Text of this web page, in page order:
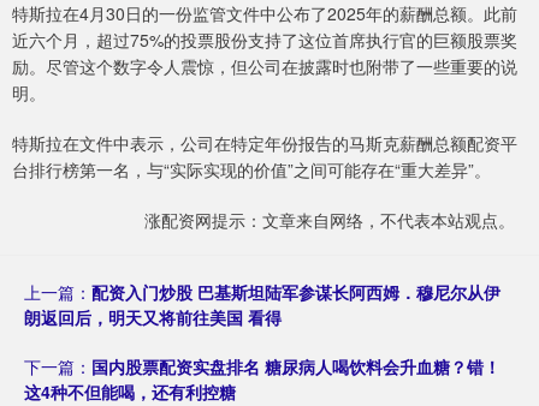
特斯拉在4月30日的一份监管文件中公布了2025年的薪酬总额。此前
近六个月，超过75%的投票股份支持了这位首席执行官的巨额股票奖
励。尽管这个数字令人震惊，但公司在披露时也附带了一些重要的说
明。
特斯拉在文件中表示，公司在特定年份报告的马斯克薪酬总额配资平
台排行榜第一名，与“实际实现的价值”之间可能存在“重大差异”。
涨配资网提示：文章来自网络，不代表本站观点。
上一篇： 配资入门炒股 巴基斯坦陆军参谋长阿西姆．穆尼尔从伊
朗返回后，明天又将前往美国 看得
下一篇： 国内股票配资实盘排名 糖尿病人喝饮料会升血糖？错！
这4种不但能喝，还有利控糖